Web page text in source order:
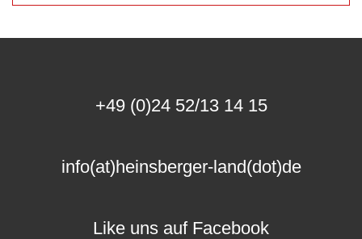
+49 (0)24 52/13 14 15
info(at)heinsberger-land(dot)de
Like uns auf Facebook